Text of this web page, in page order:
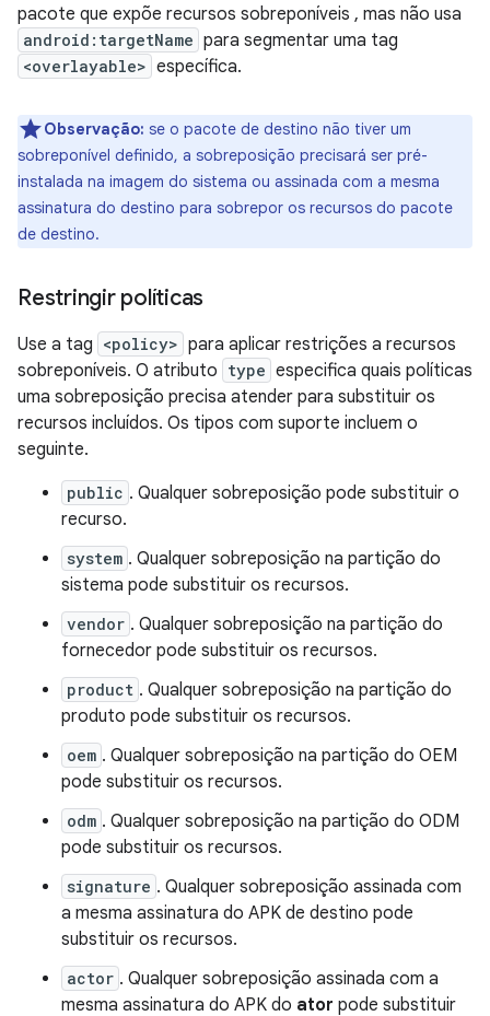
pacote que expõe recursos sobreponíveis , mas não usa
android:targetName para segmentar uma tag
<overlayable> específica.
Observação: se o pacote de destino não tiver um
sobreponível definido, a sobreposição precisará ser pré-
instalada na imagem do sistema ou assinada com a mesma
assinatura do destino para sobrepor os recursos do pacote
de destino.
Restringir políticas
Use a tag <policy> para aplicar restrições a recursos
sobreponíveis. O atributo type especifica quais políticas
uma sobreposição precisa atender para substituir os
recursos incluídos. Os tipos com suporte incluem o
seguinte.
public . Qualquer sobreposição pode substituir o
recurso.
system . Qualquer sobreposição na partição do
sistema pode substituir os recursos.
vendor . Qualquer sobreposição na partição do
fornecedor pode substituir os recursos.
product . Qualquer sobreposição na partição do
produto pode substituir os recursos.
oem . Qualquer sobreposição na partição do OEM
pode substituir os recursos.
odm . Qualquer sobreposição na partição do ODM
pode substituir os recursos.
signature . Qualquer sobreposição assinada com
a mesma assinatura do APK de destino pode
substituir os recursos.
actor . Qualquer sobreposição assinada com a
mesma assinatura do APK do ator pode substituir